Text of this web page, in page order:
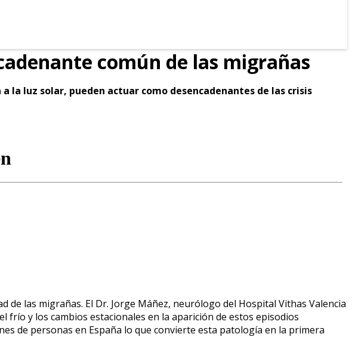
común de las migrañas
la luz solar, pueden actuar como desencadenantes de las crisis
las migrañas. El Dr. Jorge Máñez, neurólogo del Hospital Vithas Valencia
y los cambios estacionales en la aparición de estos episodios
de personas en España lo que convierte esta patología en la primera